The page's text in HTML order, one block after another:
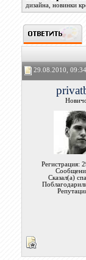
дизайна, новинки
29.08.2010, 09:34
Регистрация:
Сказал(а)